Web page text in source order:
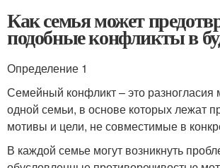
Как семья может
подобные конфликты в
Определение 1
Семейный конфликт – это
одной семьи, в основе которых лежат
мотивы и цели, не совместимые в
В каждой семье могут возникнуть